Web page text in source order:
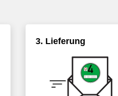
3. Lieferung